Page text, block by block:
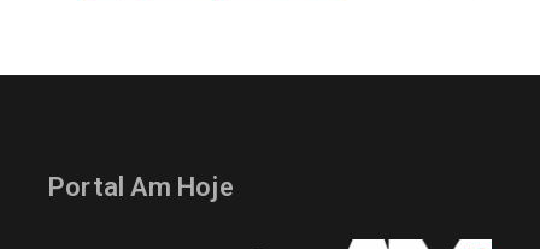
Portal Am Hoje